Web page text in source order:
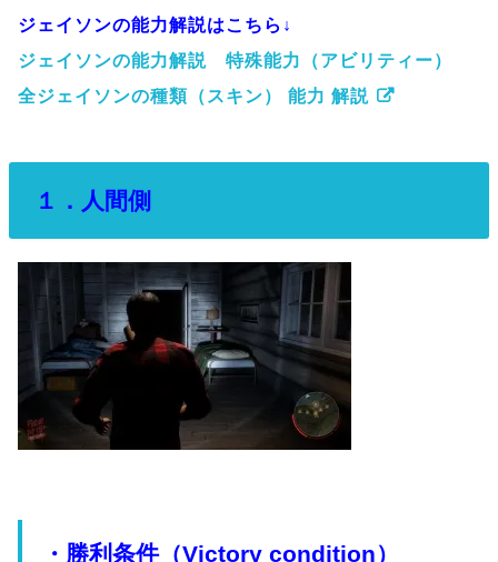
ジェイソンの能力解説はこちら↓
ジェイソンの能力解説 特殊能力（アビリティー）
全ジェイソンの種類（スキン） 能力 解説
１．人間側
・勝利条件（Victory condition）